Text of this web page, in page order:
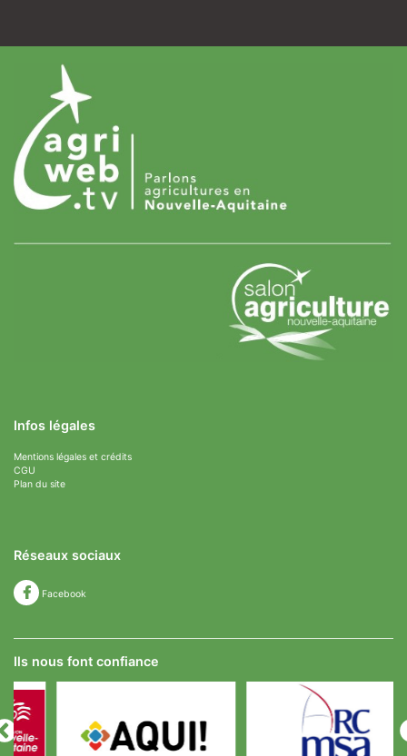
Infos légales
Mentions légales et crédits
CGU
Plan du site
Réseaux sociaux
Facebook
Ils nous font confiance